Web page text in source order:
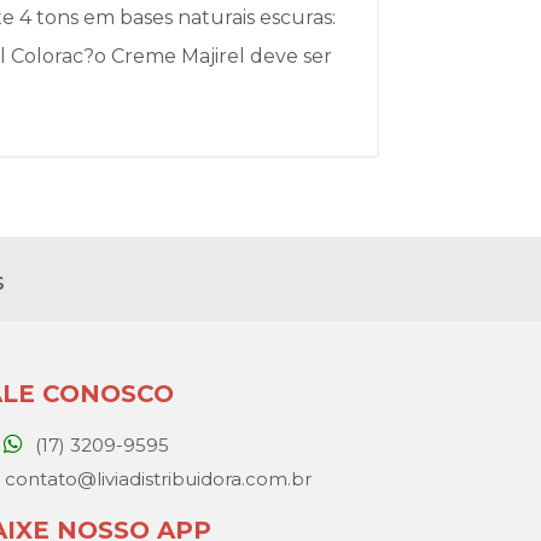
4 tons em bases naturais escuras:
Creme Majirel deve ser
CONOSCO
(17) 3209-9595
contato@liviadistribuidora.com.br
NOSSO APP